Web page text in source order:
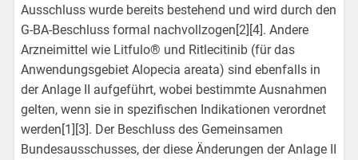
Ausschluss wurde bereits bestehend und wird durch den
G-BA-Beschluss formal nachvollzogen[2][4]. Andere
Arzneimittel wie Litfulo® und Ritlecitinib (für das
Anwendungsgebiet Alopecia areata) sind ebenfalls in
der Anlage II aufgeführt, wobei bestimmte Ausnahmen
gelten, wenn sie in spezifischen Indikationen verordnet
werden[1][3]. Der Beschluss des Gemeinsamen
Bundesausschusses, der diese Änderungen der Anlage II